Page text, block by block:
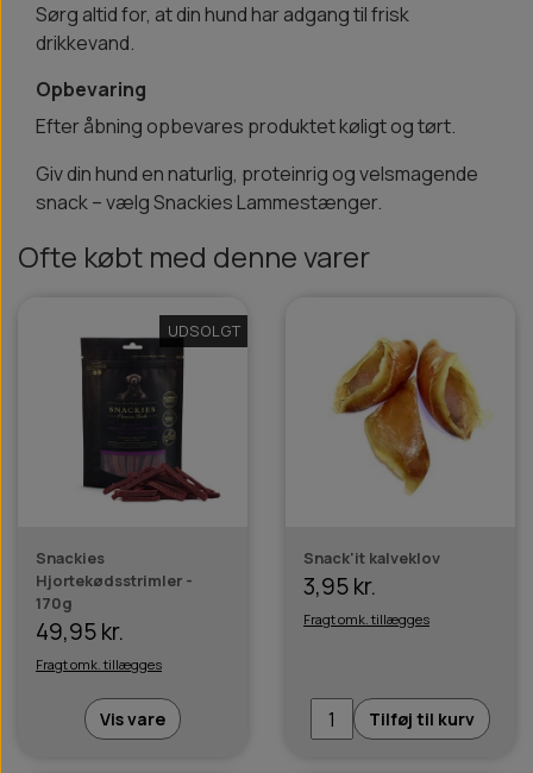
Sørg altid for, at din hund har adgang til frisk
drikkevand.
Opbevaring
Efter åbning opbevares produktet køligt og tørt.
Giv din hund en naturlig, proteinrig og velsmagende
snack – vælg Snackies Lammestænger.
Ofte købt med denne varer
UDSOLGT
Snackies
Hjortekødsstrimler -
170g
49,95 kr.
Fragt omk. tillægges
Vis vare
Snack'it kalveklov
3,95 kr.
Fragt omk. tillægges
Tilføj til kurv